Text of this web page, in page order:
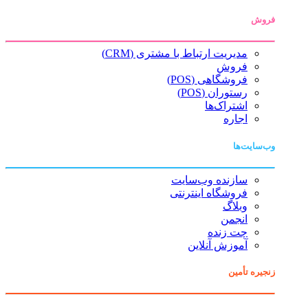
فروش
مدیریت ارتباط با مشتری (CRM)
فروش
فروشگاهی (POS)
رستوران (POS)
اشتراک‌ها
اجاره
وب‌سایت‌ها
سازنده وب‌سایت
فروشگاه اینترنتی
وبلاگ
انجمن
چت زنده
آموزش آنلاین
زنجیره تأمین